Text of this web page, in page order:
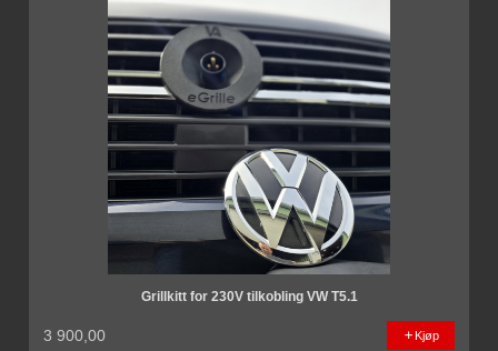
Grillkitt for 230V tilkobling VW T5.1
3 900,00 Kjøp